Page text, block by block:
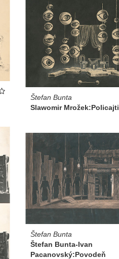
Štefan Bunta
Slawomir Mrožek:Policajti
Štefan Bunta
Štefan Bunta-Ivan
Pacanovský:Povodeň